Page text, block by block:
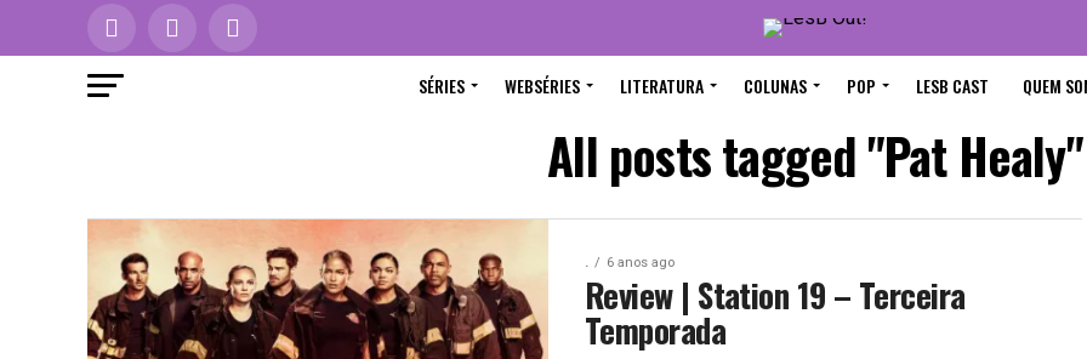
SÉRIES WEBSÉRIES LITERATURA COLUNAS POP LESB CAST QUEM
All posts tagged "Pat Healy"
. 6 anos ago
Review | Station 19 – Terceira
Temporada